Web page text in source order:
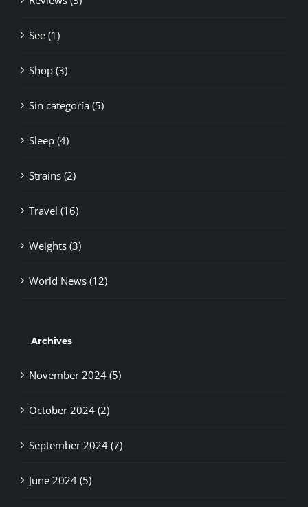
See (1)
Shop (3)
Sin categoría (5)
Sleep (4)
Strains (2)
Travel (16)
Weights (3)
World News (12)
Archives
November 2024 (5)
October 2024 (2)
September 2024 (7)
June 2024 (5)